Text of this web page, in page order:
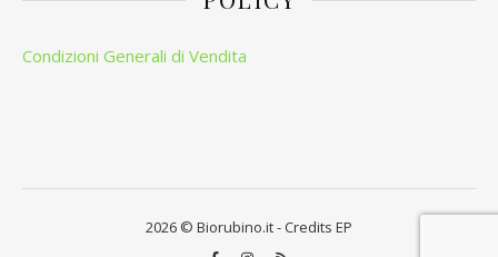
Condizioni Generali di Vendita
2026 © Biorubino.it - Credits EP